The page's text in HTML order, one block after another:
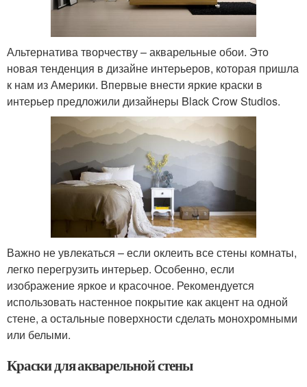
Альтернатива творчеству – акварельные обои. Это
новая тенденция в дизайне интерьеров, которая пришла
к нам из Америки. Впервые внести яркие краски в
интерьер предложили дизайнеры Black Crow Studios.
Важно не увлекаться – если оклеить все стены комнаты,
легко перегрузить интерьер. Особенно, если
изображение яркое и красочное. Рекомендуется
использовать настенное покрытие как акцент на одной
стене, а остальные поверхности сделать монохромными
или белыми.
Краски для акварельной стены